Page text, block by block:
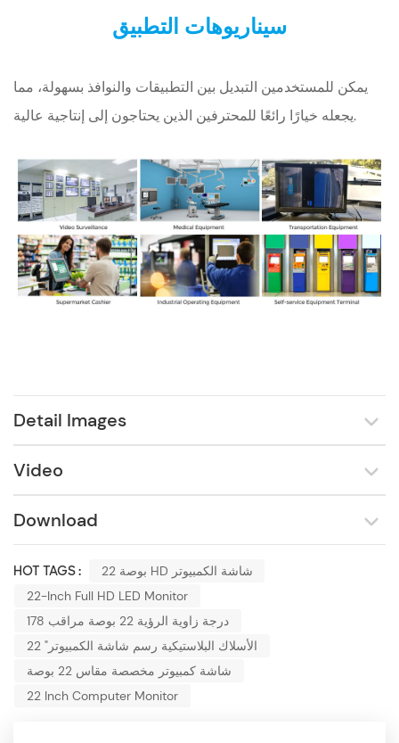
سيناريوهات التطبيق
يمكن للمستخدمين التبديل بين التطبيقات والنوافذ بسهولة، مما
يجعله خيارًا رائعًا للمحترفين الذين يحتاجون إلى إنتاجية عالية.
Detail Images
Video
Download
HOT TAGS :
22 بوصة HD شاشة الكمبيوتر
22-Inch Full HD LED Monitor
178 درجة زاوية الرؤية 22 بوصة مراقب
22 "الأسلاك البلاستيكية رسم شاشة الكمبيوتر
شاشة كمبيوتر مخصصة مقاس 22 بوصة
22 Inch Computer Monitor